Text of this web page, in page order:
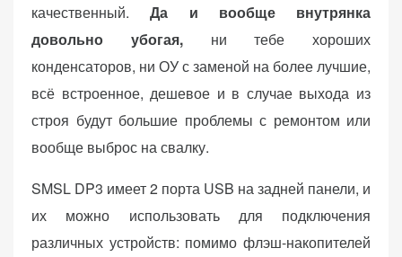
качественный.Да и вообще внутрянка
довольно убогая,ни тебе хороших
конденсаторов, ни ОУ с заменой на более лучшие,
всё встроенное, дешевое и в случае выхода из
строя будут большие проблемы с ремонтом или
вообще выброс на свалку.
SMSL DP3 имеет 2 порта USB на задней панели, и
их можно использовать для подключения
различных устройств: помимо флэш-накопителей